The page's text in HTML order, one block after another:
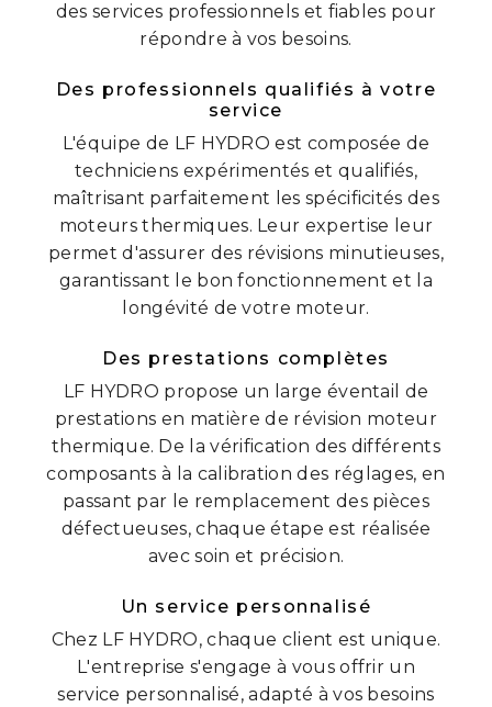
des services professionnels et fiables pour
répondre à vos besoins.
Des professionnels qualifiés à votre
service
L'équipe de LF HYDRO est composée de
techniciens expérimentés et qualifiés,
maîtrisant parfaitement les spécificités des
moteurs thermiques. Leur expertise leur
permet d'assurer des révisions minutieuses,
garantissant le bon fonctionnement et la
longévité de votre moteur.
Des prestations complètes
LF HYDRO propose un large éventail de
prestations en matière de révision moteur
thermique. De la vérification des différents
composants à la calibration des réglages, en
passant par le remplacement des pièces
défectueuses, chaque étape est réalisée
avec soin et précision.
Un service personnalisé
Chez LF HYDRO, chaque client est unique.
L'entreprise s'engage à vous offrir un
service personnalisé, adapté à vos besoins